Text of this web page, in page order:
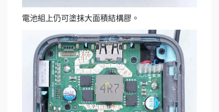
電池組上仍可塗抹大面積結構膠。